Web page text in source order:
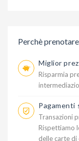
Perchè prenotare
Miglior
Risparmia
Pagamenti
Transazioni
Rispettiamo
delle carte di